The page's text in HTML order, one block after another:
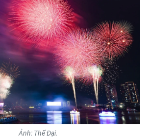
Cửu Long
Nội
Hồ Chí Minh
Ảnh: Thế Đại.